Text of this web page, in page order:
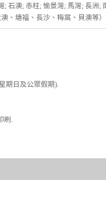
; 石澳; 赤柱; 愉景灣; 馬灣; 長洲;
、塘福、長沙、梅窩、貝澳等）
期日及公眾假期).
刷.